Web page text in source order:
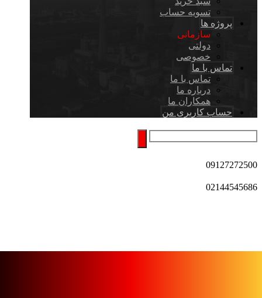
تسویه حساب
پروژه ها
سازمانی
دولتی
خصوصی
تماس با ما
تماس با ما
درباره ما
همکاران ما
حساب کاربری من
09127272500
02144545686